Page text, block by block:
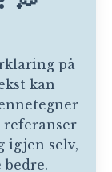
på
kan
igjen selv,